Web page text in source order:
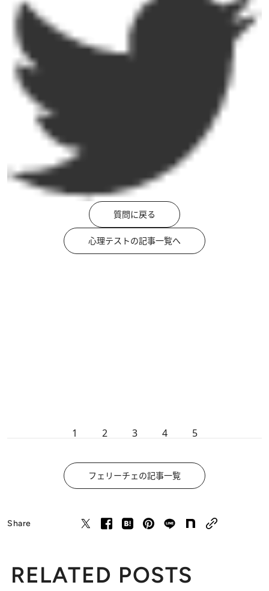
質問に戻る
心理テストの記事一覧へ
1 2 3 4 5
フェリーチェの記事一覧
Share
RELATED POSTS